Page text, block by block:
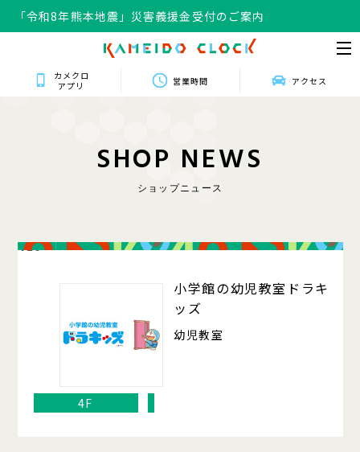
「令和8年熊本地震」災害義援金受付のご案内
カメクロ
アプリ
営業時間 アクセス
SHOP NEWS
ショップニュース
420
小学館の幼児教室ドラキ
ッズ
幼児教室
4F